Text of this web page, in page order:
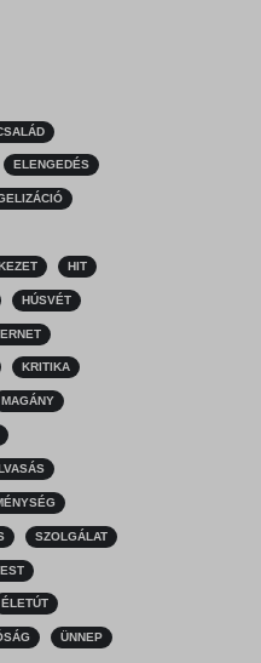
ELENGEDÉS
HIT
HÚSVÉT
KRITIKA
MAGÁNY
SZOLGÁLAT
ÉLETÚT
ÜNNEP